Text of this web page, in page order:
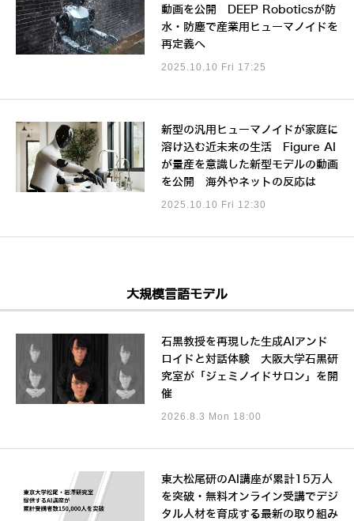
動画を公開 DEEP Roboticsが防
水・防塵で産業用ヒューマノイドを
再定義へ
2025.10.10 Fri 17:25
新型の汎用ヒューマノイドが家庭に
溶け込む近未来の生活 Figure AI
が量産を意識した新型モデルの動画
を公開 海外やネットの反応は
2025.10.10 Fri 12:30
大規模言語モデル
石黒教授を再現した生成AIアンド
ロイドと対話体験 大阪大学石黒研
究室が「ジェミノイドサロン」を開
催
2026.8.3 Mon 18:00
東大松尾研のAI講座が累計15万人
を突破・無料オンライン受講でデジ
タル人材を育成する最新の取り組み